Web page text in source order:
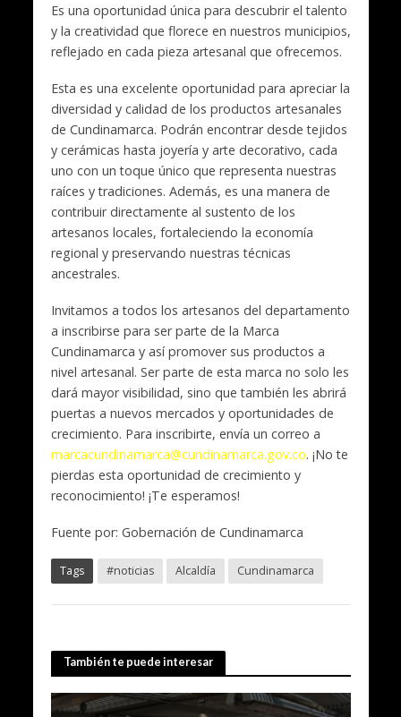
Es una oportunidad única para descubrir el talento
y la creatividad que florece en nuestros municipios,
reflejado en cada pieza artesanal que ofrecemos.
Esta es una excelente oportunidad para apreciar la
diversidad y calidad de los productos artesanales
de Cundinamarca. Podrán encontrar desde tejidos
y cerámicas hasta joyería y arte decorativo, cada
uno con un toque único que representa nuestras
raíces y tradiciones. Además, es una manera de
contribuir directamente al sustento de los
artesanos locales, fortaleciendo la economía
regional y preservando nuestras técnicas
ancestrales.
Invitamos a todos los artesanos del departamento
a inscribirse para ser parte de la Marca
Cundinamarca y así promover sus productos a
nivel artesanal. Ser parte de esta marca no solo les
dará mayor visibilidad, sino que también les abrirá
puertas a nuevos mercados y oportunidades de
crecimiento. Para inscribirte, envía un correo a
marcacundinamarca@cundinamarca.gov.co. ¡No te
pierdas esta oportunidad de crecimiento y
reconocimiento! ¡Te esperamos!
Fuente por: Gobernación de Cundinamarca
Tags #noticias Alcaldía Cundinamarca
También te puede interesar